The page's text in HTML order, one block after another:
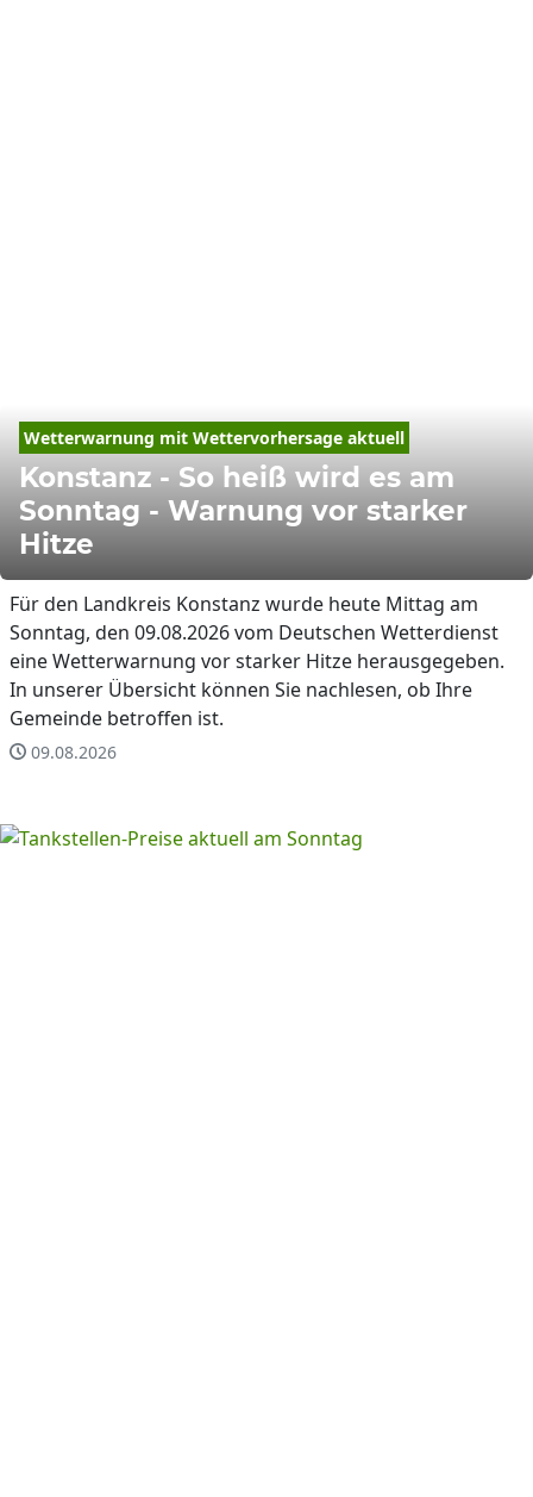
Wetterwarnung mit Wettervorhersage aktuell
Konstanz - So heiß wird es am
Sonntag - Warnung vor starker
Hitze
Für den Landkreis Konstanz wurde heute Mittag am
Sonntag, den 09.08.2026 vom Deutschen Wetterdienst
eine Wetterwarnung vor starker Hitze herausgegeben.
In unserer Übersicht können Sie nachlesen, ob Ihre
Gemeinde betroffen ist.
09.08.2026